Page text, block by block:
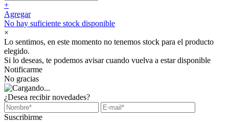
+
Agregar
No hay suficiente stock disponible
×
Lo sentimos, en este momento no tenemos stock para el producto
elegido.
Si lo deseas, te podemos avisar cuando vuelva a estar disponible
Notificarme
No gracias
¿Desea recibir novedades?
Suscribirme